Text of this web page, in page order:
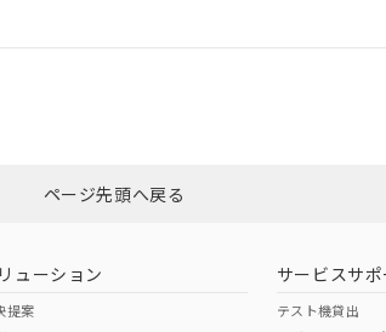
ちら
（アメリカ
ページ先頭へ戻る
ューション
提案
サービスサポ
テスト機貸出